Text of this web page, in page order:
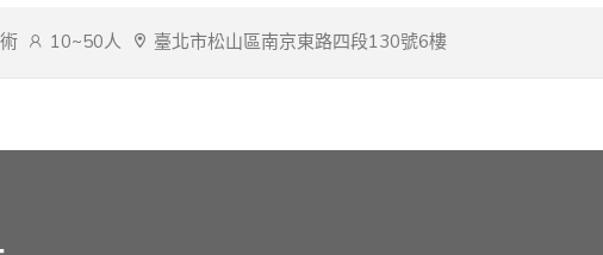
10~50人 臺北市松山區南京東路四段130號6樓